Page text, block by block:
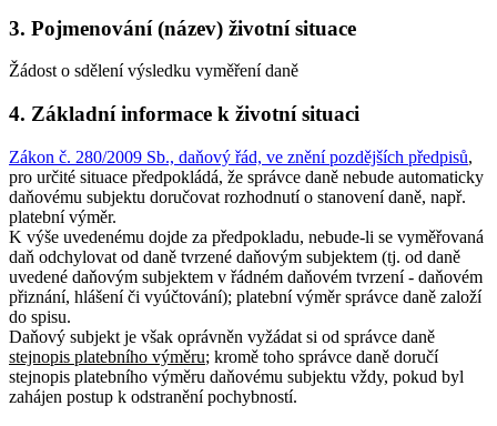
3. Pojmenování (název) životní situace
Žádost o sdělení výsledku vyměření daně
4. Základní informace k životní situaci
Zákon č. 280/2009 Sb., daňový řád, ve znění pozdějších předpisů,
pro určité situace předpokládá, že správce daně nebude automaticky
daňovému subjektu doručovat rozhodnutí o stanovení daně, např.
platební výměr.
K výše uvedenému dojde za předpokladu, nebude-li se vyměřovaná
daň odchylovat od daně tvrzené daňovým subjektem (tj. od daně
uvedené daňovým subjektem v řádném daňovém tvrzení - daňovém
přiznání, hlášení či vyúčtování); platební výměr správce daně založí
do spisu.
Daňový subjekt je však oprávněn vyžádat si od správce daně
stejnopis platebního výměru; kromě toho správce daně doručí
stejnopis platebního výměru daňovému subjektu vždy, pokud byl
zahájen postup k odstranění pochybností.